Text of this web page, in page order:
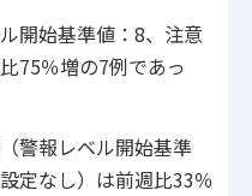
開始基準値：8、注意
75％増の7例であっ
警報レベル開始基準
定なし）は前週比33％